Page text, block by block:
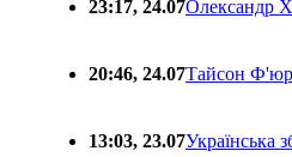
23:17, 24.07Олександр
20:46, 24.07Тайсон
13:03, 23.07Українська